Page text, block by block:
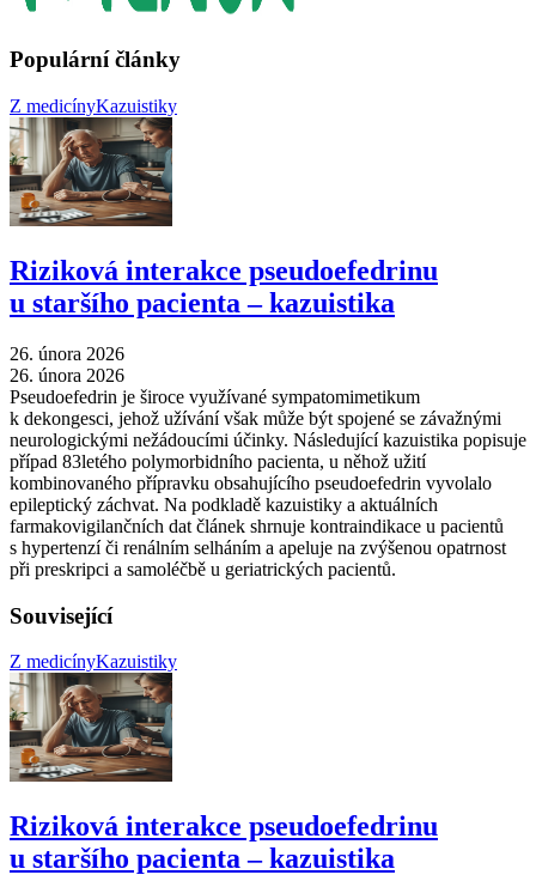
Populární články
Z medicínyKazuistiky
Riziková interakce pseudoefedrinu
u staršího pacienta –⁠ kazuistika
26. února 2026
26. února 2026
Pseudoefedrin je široce využívané sympatomimetikum
k dekongesci, jehož užívání však může být spojené se závažnými
neurologickými nežádoucími účinky. Následující kazuistika popisuje
případ 83letého polymorbidního pacienta, u něhož užití
kombinovaného přípravku obsahujícího pseudoefedrin vyvolalo
epileptický záchvat. Na podkladě kazuistiky a aktuálních
farmakovigilančních dat článek shrnuje kontraindikace u pacientů
s hypertenzí či renálním selháním a apeluje na zvýšenou opatrnost
při preskripci a samoléčbě u geriatrických pacientů.
Související
Z medicínyKazuistiky
Riziková interakce pseudoefedrinu
u staršího pacienta –⁠ kazuistika